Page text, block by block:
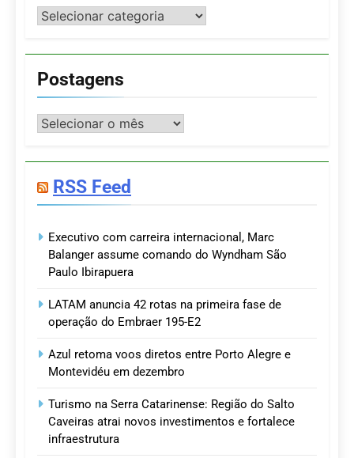
Categorias
Postagens
Postagens
RSS Feed
Executivo com carreira internacional, Marc
Balanger assume comando do Wyndham São
Paulo Ibirapuera
LATAM anuncia 42 rotas na primeira fase de
operação do Embraer 195-E2
Azul retoma voos diretos entre Porto Alegre e
Montevidéu em dezembro
Turismo na Serra Catarinense: Região do Salto
Caveiras atrai novos investimentos e fortalece
infraestrutura